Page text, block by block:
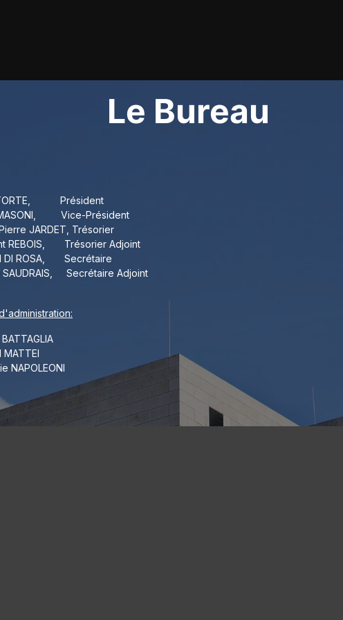
Le Bureau
Président
Vice-Président
JARDET, Trésorier
REBOIS, Trésorier Adjoint
DI ROSA, Secrétaire
SAUDRAIS, Secrétaire Adjoint
MATTEI
NAPOLEONI